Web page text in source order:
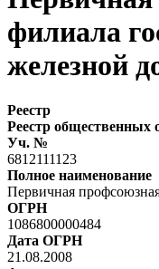
филиала
железной
Реестр
Реестр общественных
Уч. №
6812111123
Полное наименование
Первичная
ОГРН
1086800000484
Дата ОГРН
21.08.2008